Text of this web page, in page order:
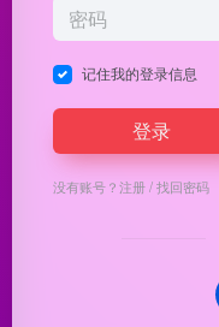
记住我的登录信息
登录
没有账号？注册/找回密码